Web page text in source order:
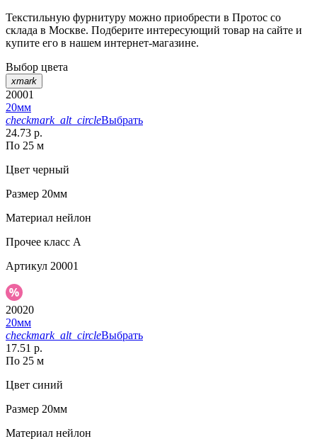
Текстильную фурнитуру можно приобрести в Протос со
склада в Москве. Подберите интересующий товар на сайте и
купите его в нашем интернет-магазине.
Выбор цвета
xmark
20001
20мм
checkmark_alt_circleВыбрать
24.73 р.
По 25 м
Цвет черный
Размер 20мм
Материал нейлон
Прочее класс А
Артикул 20001
20020
20мм
checkmark_alt_circleВыбрать
17.51 р.
По 25 м
Цвет синий
Размер 20мм
Материал нейлон